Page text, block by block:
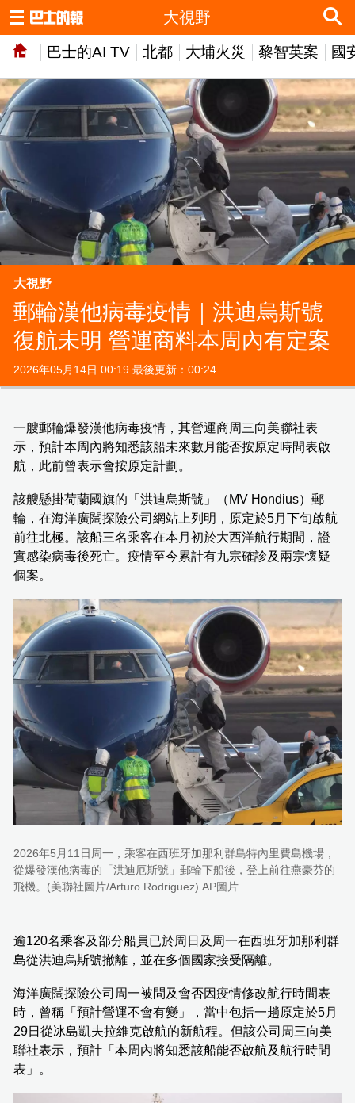
巴士的AI TV 北都 大埔火災 黎智英案 國
大視野
大視野
郵輪漢他病毒疫情｜洪迪烏斯號
復航未明 營運商料本周內有定案
2026年05月14日 00:19 最後更新：00:24
一艘郵輪爆發漢他病毒疫情，其營運商周三向美聯社表
示，預計本周內將知悉該船未來數月能否按原定時間表啟
航，此前曾表示會按原定計劃。
該艘懸掛荷蘭國旗的「洪迪烏斯號」（MV Hondius）郵
輪，在海洋廣闊探險公司網站上列明，原定於5月下旬啟航
前往北極。該船三名乘客在本月初於大西洋航行期間，證
實感染病毒後死亡。疫情至今累計有九宗確診及兩宗懷疑
個案。
2026年5月11日周一，乘客在西班牙加那利群島特內里費島機場，
從爆發漢他病毒的「洪迪厄斯號」郵輪下船後，登上前往燕豪芬的
飛機。(美聯社圖片/Arturo Rodriguez) AP圖片
逾120名乘客及部分船員已於周日及周一在西班牙加那利群
島從洪迪烏斯號撤離，並在多個國家接受隔離。
海洋廣闊探險公司周一被問及會否因疫情修改航行時間表
時，曾稱「預計營運不會有變」，當中包括一趟原定於5月
29日從冰島凱夫拉維克啟航的新航程。但該公司周三向美
聯社表示，預計「本周內將知悉該船能否啟航及航行時間
表」。